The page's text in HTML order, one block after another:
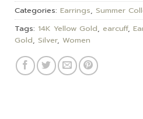
Categories: Earrings, Summer
Tags: 14K Yellow Gold, earcuff,
Gold, Silver, Women